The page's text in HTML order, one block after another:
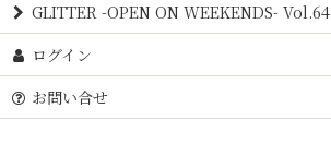
GLITTER -OPEN ON WEEKENDS- Vol.64
ログイン
お問い合せ